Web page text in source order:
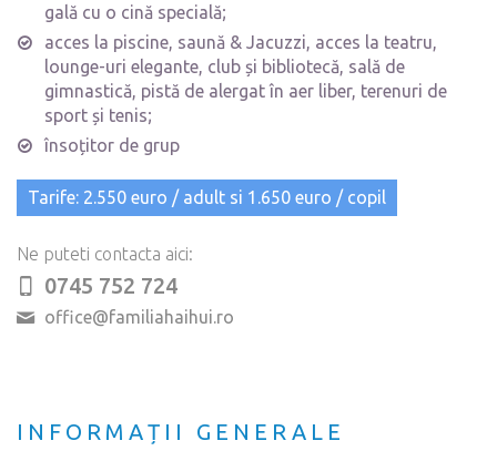
gală cu o cină specială;
acces la piscine, saună & Jacuzzi, acces la teatru,
lounge-uri elegante, club și bibliotecă, sală de
gimnastică, pistă de alergat în aer liber, terenuri de
sport și tenis;
însoțitor de grup
Tarife: 2.550 euro / adult si 1.650 euro / copil
Ne puteti contacta aici:
0745 752 724
office@familiahaihui.ro
INFORMAȚII GENERALE